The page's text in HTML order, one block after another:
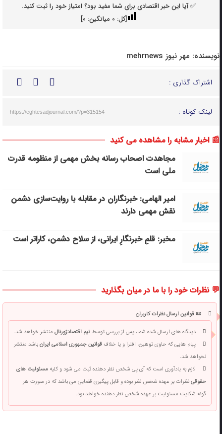
✅ آیا این خبر اقتصادی برای شما مفید بود؟ امتیاز خود را ثبت کنید.
[کل: 0میانگین: 0
]
نویسنده: مهر نیوز mehrnews
اشتراک گذاری :
لینک کوتاه : https://eghtesadjournal.com/?p=315154
📰 اخبار مشابه را مشاهده می کنید
مجاهدت اصحاب رسانه بخش مهمی از منظومه قدرت
ملی است
امیر الهامی: خبرنگاران در مقابله با روایت‌سازی دشمن
نقش مهمی دارند
مخبر: قلمِ خبرنگارِ ایرانی، از سلاح دشمن، کاراتر است
💬 نظرات خود را با ما در میان بگذارید
📜 قوانین ارسال نظرات کاربران
دیدگاه های ارسال شده شما، پس از بررسی توسطتیم اقتصادژورنالمنتشر خواهد شد.
پیام هایی که حاوی توهین، افترا و یا خلافقوانین جمهوری اسلامی ایرانباشد منتشر
نخواهد شد.
لازم به یادآوری است که آی پی شخص نظر دهنده ثبت می شود و کلیهمسئولیت های
حقوقینظرات بر عهده شخص نظر بوده و قابل پیگیری قضایی می باشد که در صورت هر
گونه شکایت مسئولیت بر عهده شخص نظر دهنده خواهد بود.